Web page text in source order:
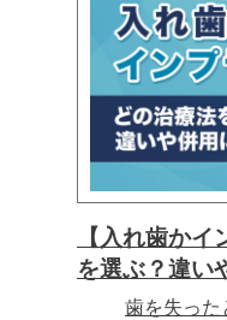
【入れ歯か
を選ぶ？違い
歯を失った